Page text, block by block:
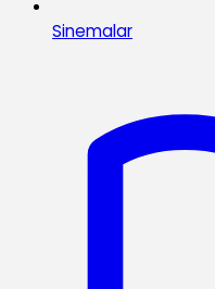
Sinemalar